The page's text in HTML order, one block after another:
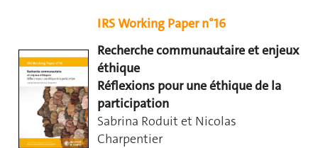
IRS Working Paper n°16
Recherche communautaire et enjeux
éthique
Réflexions pour une éthique de la
participation
Sabrina Roduit et Nicolas
Charpentier